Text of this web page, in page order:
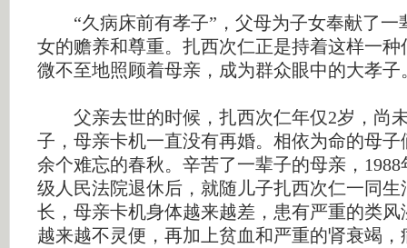
“久病床前有孝子”，父母为子女奉献了一
女的赡养和尊重。扎西次仁正是持着这样一
微不至地照顾着母亲，成为群众眼中的大孝子
父亲去世的时候，扎西次仁年仅2岁，尚
子，母亲卡机一直没有再婚。相依为命的母
余个难忘的春秋。辛苦了一辈子的母亲，
级人民法院退休后，就随儿子扎西次仁一同
长，母亲卡机身体越来越差，患有严重的类
越来越不灵便，再加上贫血和严重的肾衰竭